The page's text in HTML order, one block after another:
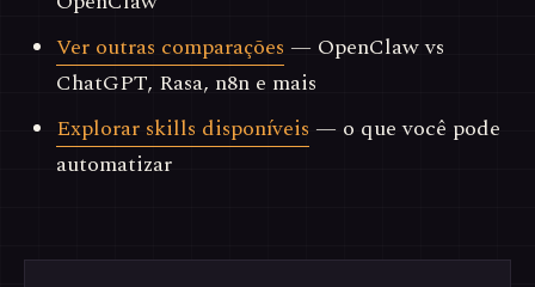
Ver outras comparações — OpenClaw vs
ChatGPT, Rasa, n8n e mais
Explorar skills disponíveis — o que você pode
automatizar